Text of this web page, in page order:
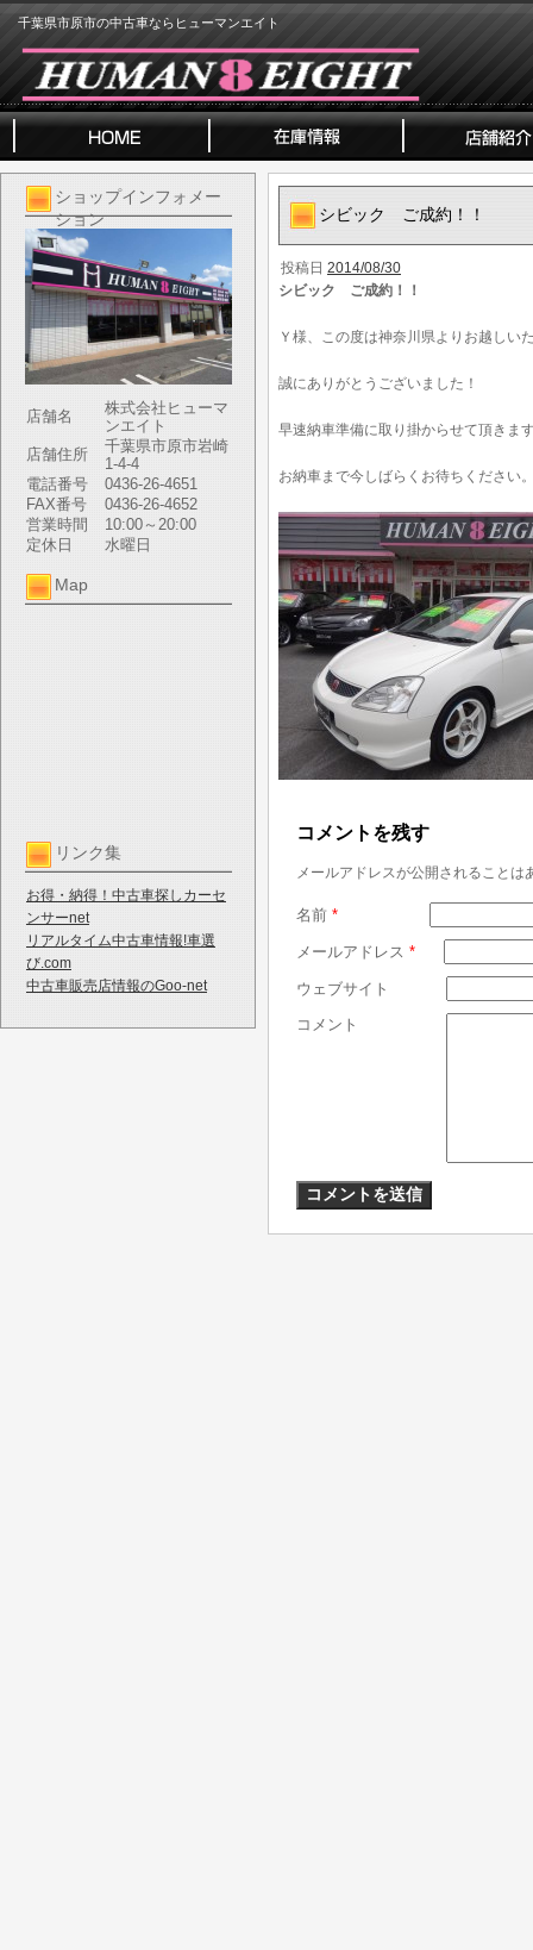
千葉県市原市の中古車ならヒューマンエイト
ショップインフォメー
ション
店舗名
株式会社ヒューマ
ンエイト
店舗住所
千葉県市原市岩崎
1-4-4
電話番号
0436-26-4651
FAX番号
0436-26-4652
営業時間
10:00～20:00
定休日
水曜日
Map
リンク集
お得・納得！中古車探しカーセ
ンサーnet
リアルタイム中古車情報!車選
び.com
中古車販売店情報のGoo-net
シビック ご成約！！
投稿日 2014/08/30
シビック ご成約！！
Ｙ様、この度は神奈川県よりお越しい
誠にありがとうございました！
早速納車準備に取り掛からせて頂きま
お納車まで今しばらくお待ちください
コメントを残す
メールアドレスが公開されることは
名前 *
メールアドレス *
ウェブサイト
コメント